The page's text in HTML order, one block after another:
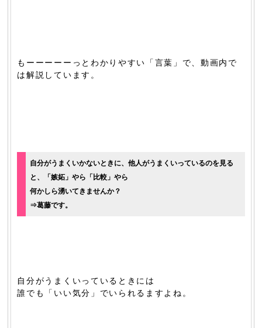
もーーーーーっとわかりやすい「言葉」で、動画内で
は解説しています。
自分がうまくいかないときに、他人がうまくいっているのを見る
と、「嫉妬」やら「比較」やら
何かしら湧いてきませんか？
⇒葛藤です。
自分がうまくいっているときには
誰でも「いい気分」でいられるますよね。